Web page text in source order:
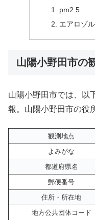
pm2.5
エアロゾ
山陽小野田市の
山陽小野田市では、以
報。山陽小野田市の役
観測地点
よみがな
都道府県名
郵便番号
住所・所在地
地方公共団体コード